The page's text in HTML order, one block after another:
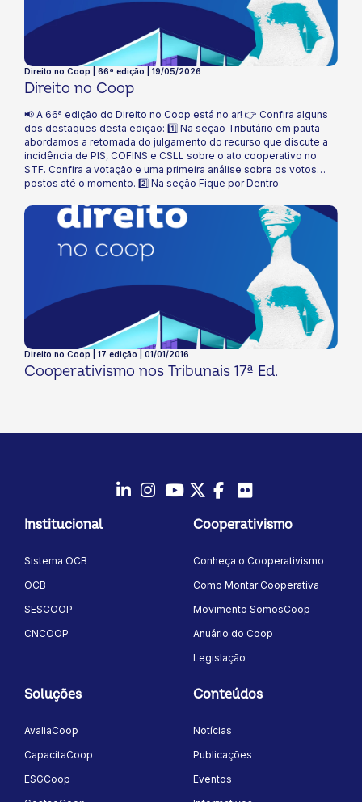
Direito no Coop | 66ª edição | 19/05/2026
Direito no Coop
📢 A 66ª edição do Direito no Coop está no ar! 👉 Confira alguns
dos destaques desta edição: 1️⃣ Na seção Tributário em pauta
abordamos a retomada do julgamento do recurso que discute a
incidência de PIS, COFINS e CSLL sobre o ato cooperativo no
STF. Confira a votação e uma primeira análise sobre os votos
postos até o momento. 2️⃣ Na seção Fique por Dentro
possibilidade de interposição de REsp contra decisão
monocrática. 🔎 Leia o informativo Direito no Coop e fique por
Direito no Coop | 17 edição | 01/01/2016
Cooperativismo nos Tribunais 17ª Ed.
Instagram
YoutubeTwitter/X
Facebook
Institucional
Sistema OCB
OCB
SESCOOP
CNCOOP
Cooperativismo
Conheça o Cooperativismo
Como Montar Cooperativa
Movimento SomosCoop
Anuário do Coop
Legislação
Soluções
AvaliaCoop
CapacitaCoop
ESGCoop
Conteúdos
Notícias
Publicações
Eventos